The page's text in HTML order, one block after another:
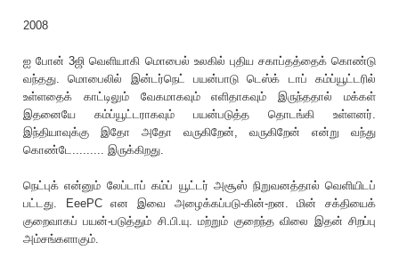
2008
ஐ போன் 3ஜி வெளியாகி மொபைல் உலகில் புதிய சகாப்தத்தைக் கொண்டு
வந்தது. மொபைலில் இன்டர்நெட் பயன்பாடு டெஸ்க் டாப் கம்ப்யூட்டரில்
உள்ளதைக் காட்டிலும் வேகமாகவும் எளிதாகவும் இருந்ததால் மக்கள்
இதனையே கம்ப்யூட்டராகவும் பயன்படுத்த தொடங்கி உள்ளனர்.
இந்தியாவுக்கு இதோ அதோ வருகிறேன், வருகிறேன் என்று வந்து
கொண்டே......... இருக்கிறது.
நெட்புக் என்னும் லேப்டாப் கம்ப் யூட்டர் அசூஸ் நிறுவனத்தால் வெளியிடப்
பட்டது. EeePC என இவை அழைக்கப்படு-கின்-றன. மின் சக்தியைக்
குறைவாகப் பயன்-படுத்தும் சி.பி.யு. மற்றும் குறைந்த விலை இதன் சிறப்பு
அம்சங்களாகும்.